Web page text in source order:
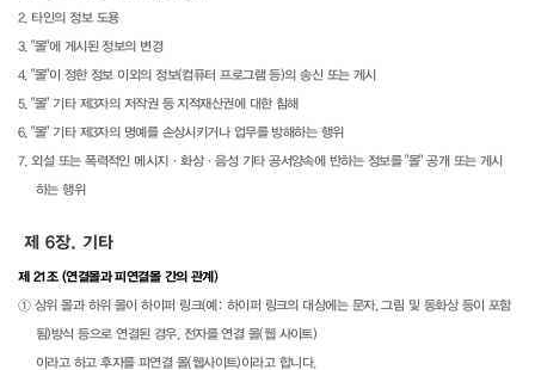
2. 타인의 정보 도용
3. "몰"에 게시된 정보의 변경
4. "몰"이 정한 정보 이외의 정보(컴퓨터 프로그램 등)의 송신 또는 게시
5. "몰" 기타 제3자의 저작권 등 지적재산권에 대한 침해
6. "몰" 기타 제3자의 명예를 손상시키거나 업무를 방해하는 행위
7. 외설 또는 폭력적인 메시지·화상·음성 기타 공서양속에 반하는 정보를 "몰" 공개 또는 게시
하는 행위
제 6장. 기타
제 21조 (연결몰과 피연결몰 간의 관계)
① 상위 몰과 하위 몰이 하이퍼 링크(예: 하이퍼 링크의 대상에는 문자, 그림 및 동화상 등이 포함
됨)방식 등으로 연결된 경우, 전자를 연결 몰(웹 사이트)
이라고 하고 후자를 피연결 몰(웹사이트)이라고 합니다.